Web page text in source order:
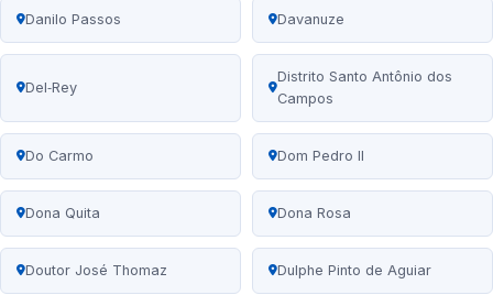
Danilo Passos Davanuze
Del‑Rey
Distrito Santo Antônio dos
Campos
Do Carmo Dom Pedro II
Dona Quita Dona Rosa
Doutor José Thomaz Dulphe Pinto de Aguiar